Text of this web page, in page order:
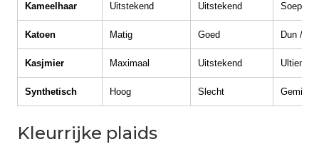
Kameelhaar Uitstekend Uitstekend Soepel
Katoen Matig Goed Dun /
Kasjmier Maximaal Uitstekend Ultiem
Synthetisch Hoog Slecht
Kleurrijke plaids